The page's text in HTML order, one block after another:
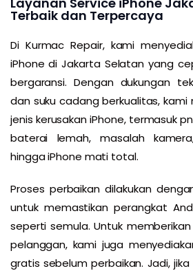
Terbaik dan Terpercaya
Di Kurmac Repair, kami
iPhone di Jakarta Selatan yang
bergaransi. Dengan dukungan
dan suku cadang berkualitas,
jenis kerusakan iPhone, termasuk
baterai lemah, masalah
hingga iPhone mati total.
Proses perbaikan dilakukan
untuk memastikan perangkat
seperti semula. Untuk
pelanggan, kami juga
gratis sebelum perbaikan. Jadi,